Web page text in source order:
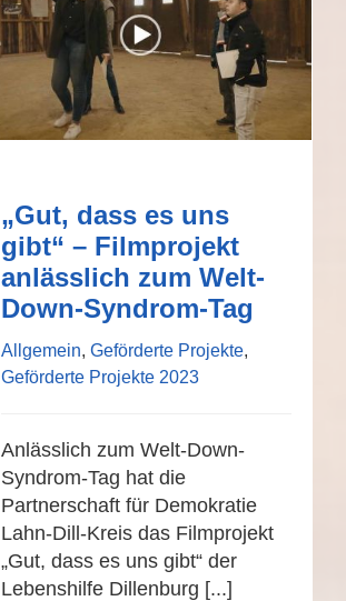
„Gut, dass es uns
gibt“ – Filmprojekt
anlässlich zum Welt-
Down-Syndrom-Tag
Allgemein, Geförderte Projekte,
Geförderte Projekte 2023
Anlässlich zum Welt-Down-
Syndrom-Tag hat die
Partnerschaft für Demokratie
Lahn-Dill-Kreis das Filmprojekt
„Gut, dass es uns gibt“ der
Lebenshilfe Dillenburg [...]